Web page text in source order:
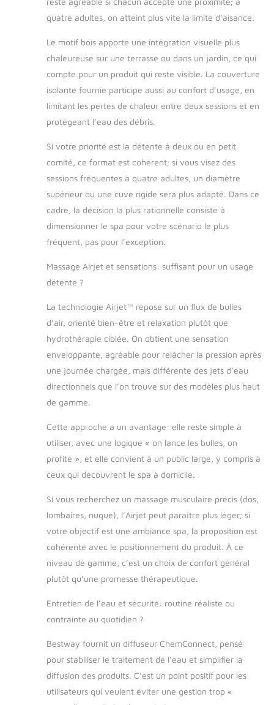
quatre adultes, on atteint plus vite la limite d’aisance.
Le motif bois apporte une intégration visuelle plus
chaleureuse sur une terrasse ou dans un jardin, ce qui
compte pour un produit qui reste visible. La couverture
isolante fournie participe aussi au confort d’usage, en
limitant les pertes de chaleur entre deux sessions et en
protégeant l’eau des débris.
Si votre priorité est la détente à deux ou en petit
comité, ce format est cohérent; si vous visez des
sessions fréquentes à quatre adultes, un diamètre
supérieur ou une cuve rigide sera plus adapté. Dans ce
cadre, la décision la plus rationnelle consiste à
dimensionner le spa pour votre scénario le plus
fréquent, pas pour l’exception.
Massage Airjet et sensations: suffisant pour un usage
détente ?
La technologie Airjet™ repose sur un flux de bulles
d’air, orienté bien-être et relaxation plutôt que
hydrothérapie ciblée. On obtient une sensation
enveloppante, agréable pour relâcher la pression après
une journée chargée, mais différente des jets d’eau
directionnels que l’on trouve sur des modèles plus haut
de gamme.
Cette approche a un avantage: elle reste simple à
utiliser, avec une logique « on lance les bulles, on
profite », et elle convient à un public large, y compris à
ceux qui découvrent le spa à domicile.
Si vous recherchez un massage musculaire précis (dos,
lombaires, nuque), l’Airjet peut paraître plus léger; si
votre objectif est une ambiance spa, la proposition est
cohérente avec le positionnement du produit. À ce
niveau de gamme, c’est un choix de confort général
plutôt qu’une promesse thérapeutique.
Entretien de l’eau et sécurité: routine réaliste ou
contrainte au quotidien ?
Bestway fournit un diffuseur ChemConnect, pensé
pour stabiliser le traitement de l’eau et simplifier la
diffusion des produits. C’est un point positif pour les
utilisateurs qui veulent éviter une gestion trop «